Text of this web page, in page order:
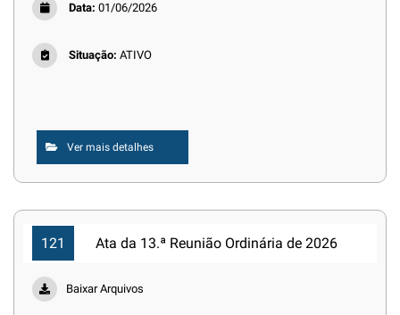
Data: 01/06/2026
Situação: ATIVO
Ver mais detalhes
121 Ata da 13.ª Reunião Ordinária de 2026
Baixar Arquivos